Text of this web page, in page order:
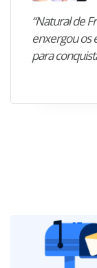
“Natural de
enxergou os
para